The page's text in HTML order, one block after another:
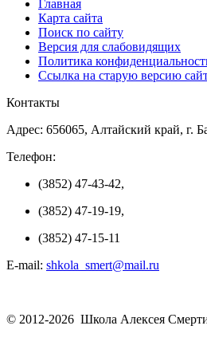
Главная
Карта сайта
Поиск по сайту
Версия для слабовидящих
Политика
Ссылка на старую версию
Контакты
Адрес: 656065, Алтайский край, г.
Телефон:
(3852) 47-43-42,
(3852) 47-19-19,
(3852) 47-15-11
E-mail: shkola_smert@mail.ru
© 2012-2026 Школа Алексея